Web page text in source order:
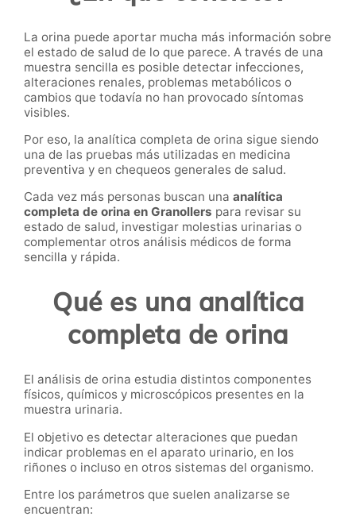
La orina puede aportar mucha más información sobre
el estado de salud de lo que parece. A través de una
muestra sencilla es posible detectar infecciones,
alteraciones renales, problemas metabólicos o
cambios que todavía no han provocado síntomas
visibles.
Por eso, la analítica completa de orina sigue siendo
una de las pruebas más utilizadas en medicina
preventiva y en chequeos generales de salud.
Cada vez más personas buscan una analítica
completa de orina en Granollers para revisar su
estado de salud, investigar molestias urinarias o
complementar otros análisis médicos de forma
sencilla y rápida.
Qué es una analítica
completa de orina
El análisis de orina estudia distintos componentes
físicos, químicos y microscópicos presentes en la
muestra urinaria.
El objetivo es detectar alteraciones que puedan
indicar problemas en el aparato urinario, en los
riñones o incluso en otros sistemas del organismo.
Entre los parámetros que suelen analizarse se
encuentran: